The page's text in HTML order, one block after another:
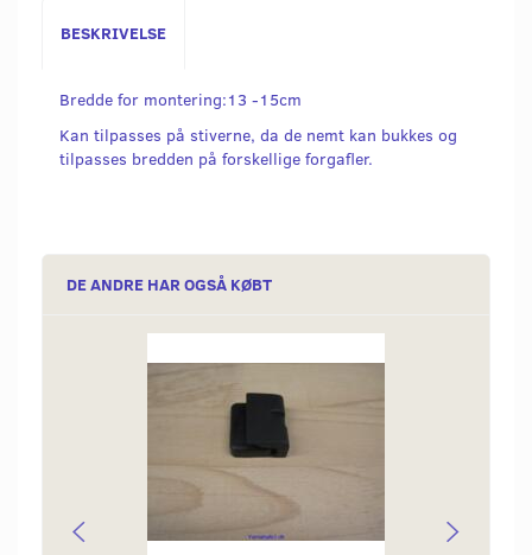
BESKRIVELSE
Bredde for montering:13 -15cm
Kan tilpasses på stiverne, da de nemt kan bukkes og
tilpasses bredden på forskellige forgafler.
DE ANDRE HAR OGSÅ KØBT